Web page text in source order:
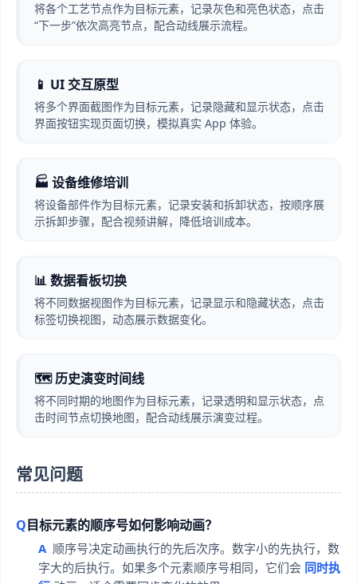
将各个工艺节点作为目标元素，记录灰色和亮色状态，点击
“下一步”依次高亮节点，配合动线展示流程。
📱 UI 交互原型
将多个界面截图作为目标元素，记录隐藏和显示状态，点击
界面按钮实现页面切换，模拟真实 App 体验。
🏭 设备维修培训
将设备部件作为目标元素，记录安装和拆卸状态，按顺序展
示拆卸步骤，配合视频讲解，降低培训成本。
📊 数据看板切换
将不同数据视图作为目标元素，记录显示和隐藏状态，点击
标签切换视图，动态展示数据变化。
🗺️ 历史演变时间线
将不同时期的地图作为目标元素，记录透明和显示状态，点
击时间节点切换地图，配合动线展示演变过程。
常见问题
目标元素的顺序号如何影响动画？
顺序号决定动画执行的先后次序。数字小的先执行，数
字大的后执行。如果多个元素顺序号相同，它们会 同时执